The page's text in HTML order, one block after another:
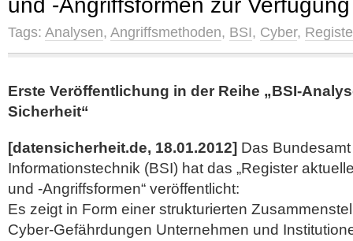
und -Angriffsformen zur Verfügung
Tags: Analysen, Angriffsmethoden, BSI, Cyber,
Erste Veröffentlichung in der Reihe „BSI-
Sicherheit“
[datensicherheit.de, 18.01.2012] Das
Informationstechnik (BSI) hat das „Register
und -Angriffsformen“ veröffentlicht:
Es zeigt in Form einer strukturierten
Cyber-Gefährdungen Unternehmen und